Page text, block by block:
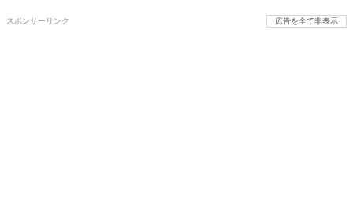
スポンサーリンク 広告を全て非表示